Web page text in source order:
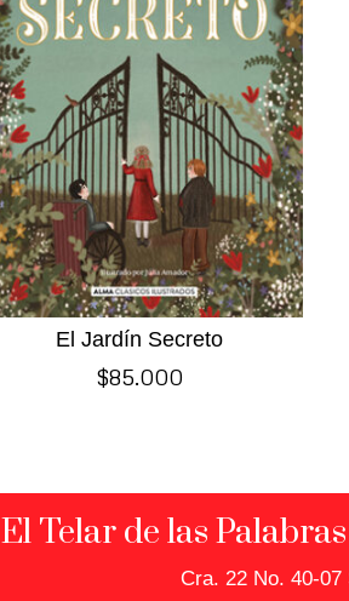
El Jardín Secreto
$85.000
El Telar de las
Cra. 22 No. 40-07